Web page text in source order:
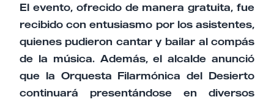
El evento, ofrecido de manera gratuita, fue
recibido con entusiasmo por los asistentes,
quienes pudieron cantar y bailar al compás
de la música. Además, el alcalde anunció
que la Orquesta Filarmónica del Desierto
continuará presentándose en diversos